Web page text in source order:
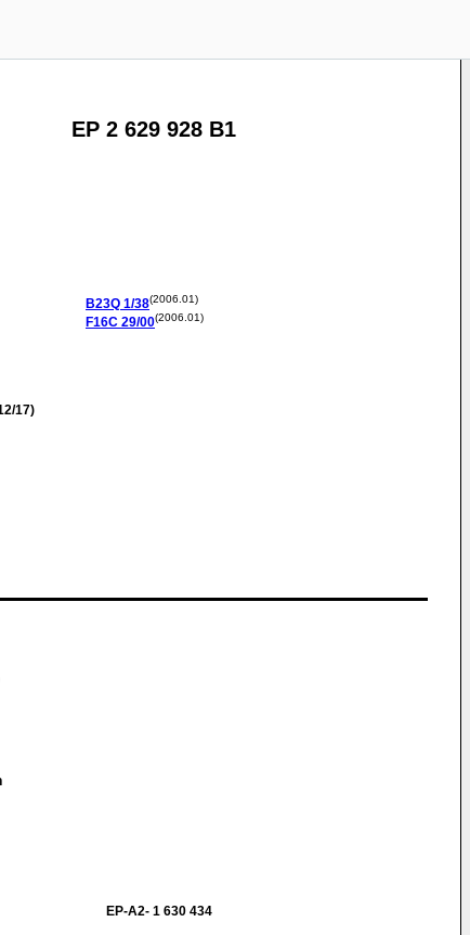
EP 2 629 928 B1
B23Q 1/38(2006.01)
F16C 29/00(2006.01)
17)
EP-A2- 1 630 434